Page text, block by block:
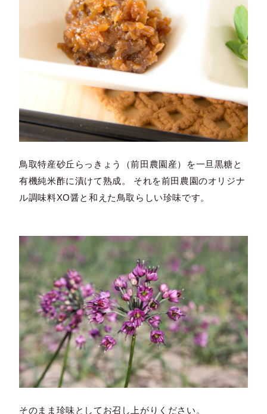
鳥取特産砂丘らっきょう（前田農園産）を一旦黒糖と
有機純米酢に漬けて熟成。 それを前田農園のオリジナ
ル調味料XO醤と和えた鳥取らしい珍味です。
そのまま珍味としてお召し上がりください。